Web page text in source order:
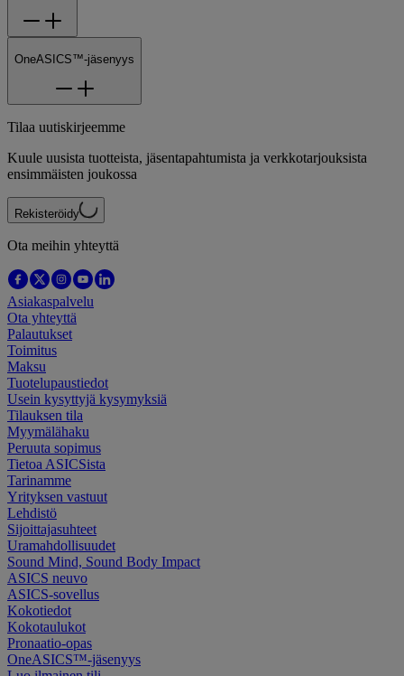
OneASICS™-jäsenyys
Tilaa uutiskirjeemme
Kuule uusista tuotteista, jäsentapahtumista ja verkkotarjouksista
ensimmäisten joukossa
Rekisteröidy
Ota meihin yhteyttä
Asiakaspalvelu
Ota yhteyttä
Palautukset
Toimitus
Maksu
Tuotelupaustiedot
Usein kysyttyjä kysymyksiä
Tilauksen tila
Myymälähaku
Peruuta sopimus
Tietoa ASICSista
Tarinamme
Yrityksen vastuut
Lehdistö
Sijoittajasuhteet
Uramahdollisuudet
Sound Mind, Sound Body Impact
ASICS neuvo
ASICS-sovellus
Kokotiedot
Kokotaulukot
Pronaatio-opas
OneASICS™-jäsenyys